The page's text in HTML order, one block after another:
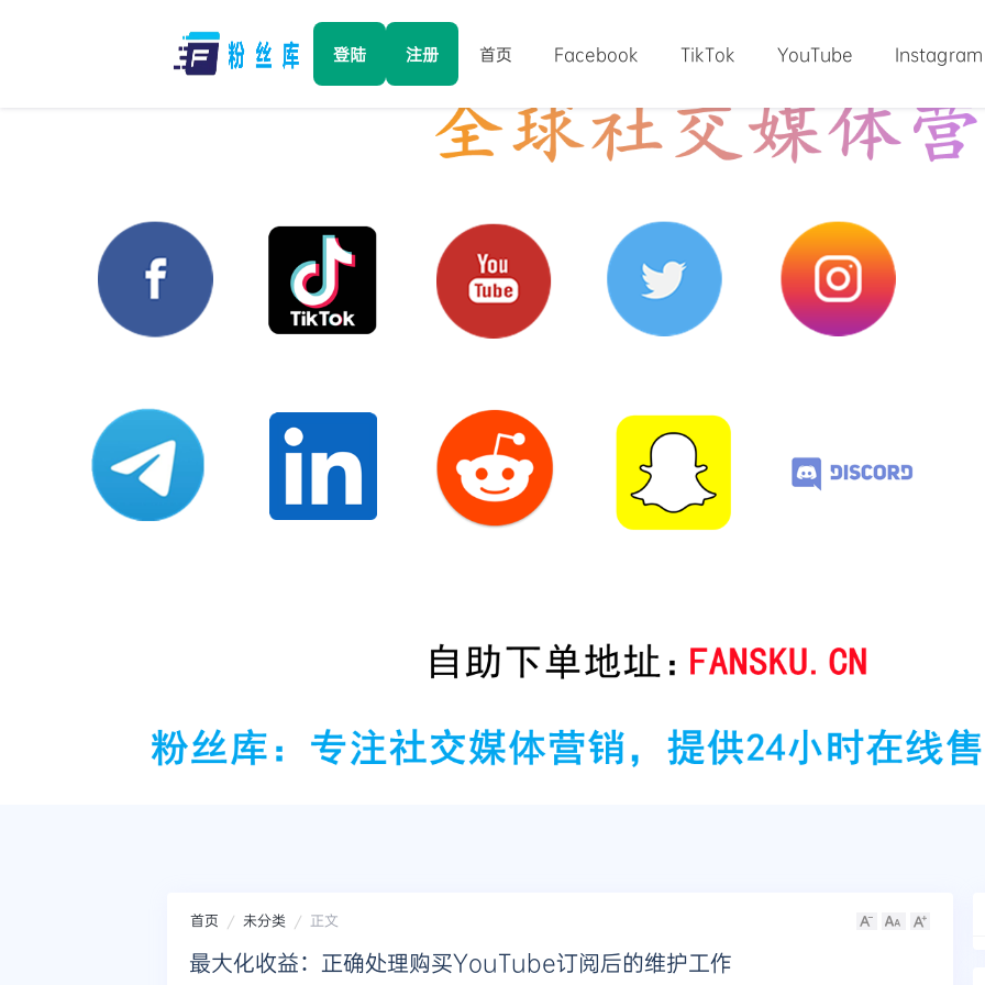
登陆 注册 首页 Facebook TikTok YouTube Instagram
首页 未分类 正文
最大化收益：正确处理购买YouTube订阅后的维护工作